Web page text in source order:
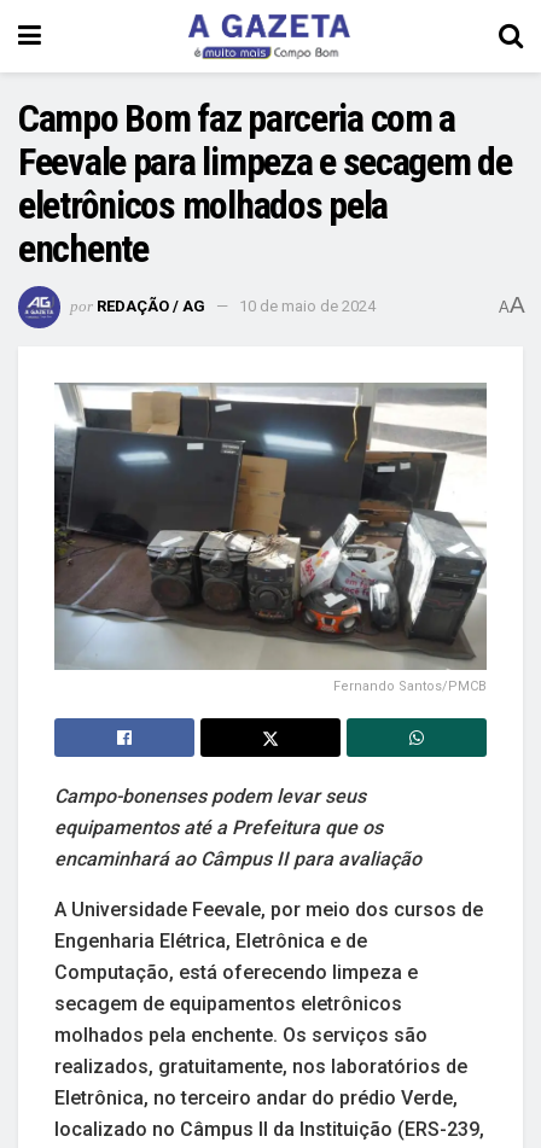
Campo Bom faz parceria com a
Feevale para limpeza e secagem de
eletrônicos molhados pela
enchente
por REDAÇÃO / AG 10 de maio de 2024 AA
Fernando Santos/PMCB
Campo-bonenses podem levar seus
equipamentos até a Prefeitura que os
encaminhará ao Câmpus II para avaliação
A Universidade Feevale, por meio dos cursos de
Engenharia Elétrica, Eletrônica e de
Computação, está oferecendo limpeza e
secagem de equipamentos eletrônicos
molhados pela enchente. Os serviços são
realizados, gratuitamente, nos laboratórios de
Eletrônica, no terceiro andar do prédio Verde,
localizado no Câmpus II da Instituição (ERS-239,